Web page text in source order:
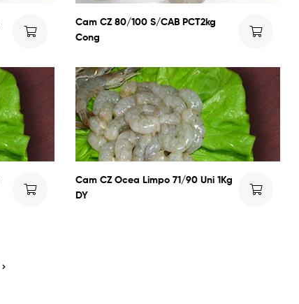
Cam CZ 80/100 S/CAB PCT2kg
Cong
Cam CZ Ocea Limpo 71/90 Uni 1Kg
DY